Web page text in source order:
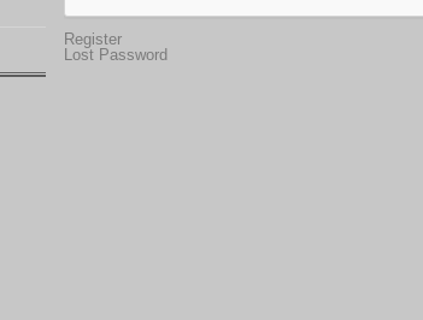
Register
Lost Password